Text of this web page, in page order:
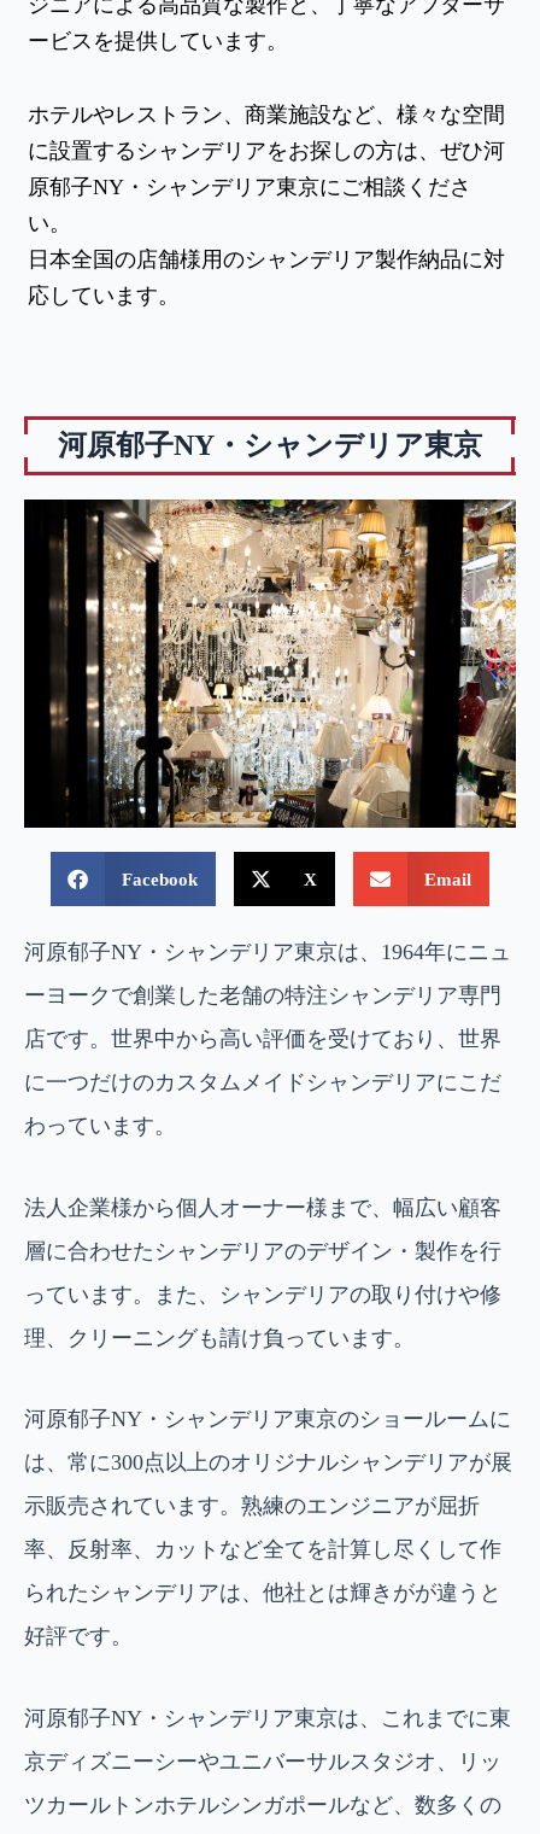
ービスを提供しています。
ホテルやレストラン、商業施設など、様々な空間
に設置するシャンデリアをお探しの方は、ぜひ河
原郁子NY・シャンデリア東京にご相談くださ
い。
日本全国の店舗様用のシャンデリア製作納品に対
応しています。
河原郁子NY・シャンデリア東京
Facebook X Email
河原郁子NY・シャンデリア東京は、1964年にニュ
ーヨークで創業した老舗の特注シャンデリア専門
店です。世界中から高い評価を受けており、世界
に一つだけのカスタムメイドシャンデリアにこだ
わっています。
法人企業様から個人オーナー様まで、幅広い顧客
層に合わせたシャンデリアのデザイン・製作を行
っています。また、シャンデリアの取り付けや修
理、クリーニングも請け負っています。
河原郁子NY・シャンデリア東京のショールームに
は、常に300点以上のオリジナルシャンデリアが展
示販売されています。熟練のエンジニアが屈折
率、反射率、カットなど全てを計算し尽くして作
られたシャンデリアは、他社とは輝きがが違うと
好評です。
河原郁子NY・シャンデリア東京は、これまでに東
京ディズニーシーやユニバーサルスタジオ、リッ
ツカールトンホテルシンガポールなど、数多くの